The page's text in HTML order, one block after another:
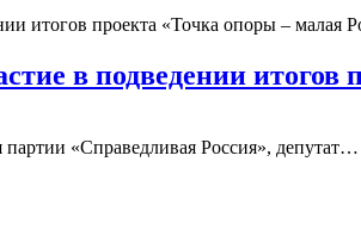
в подведении итогов
«Справедливая Россия», депутат…